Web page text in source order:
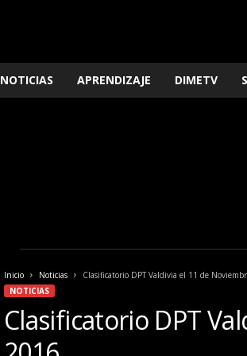
o
a
s
NOTICIAS APRENDIZAJE DIMETV
Inicio Noticias
Clasificatorio DPT Valdivia el 11 de
NOTICIAS
Clasificatorio DPT